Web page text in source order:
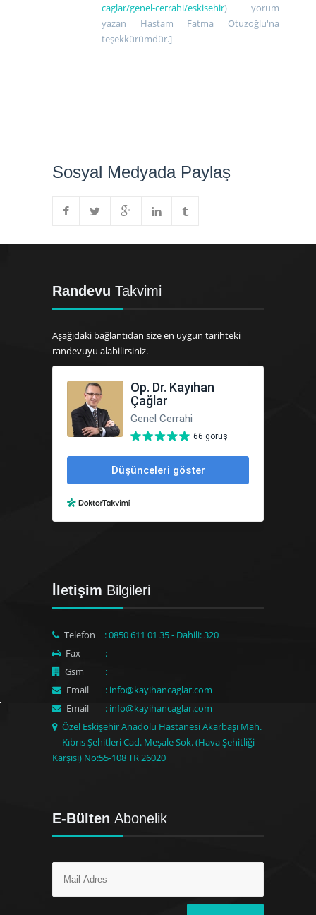
caglar/genel-cerrahi/eskisehir) yorum
yazan Hastam Fatma Otuzoğlu'na
teşekkürümdür.]
Sosyal Medyada Paylaş
Randevu Takvimi
Aşağıdaki bağlantıdan size en uygun tarihteki
randevuyu alabilirsiniz.
İletişim Bilgileri
Telefon
: 0850 611 01 35 - Dahili: 320
Fax
:
Gsm
:
Email
: info@kayihancaglar.com
Email
: info@kayihancaglar.com
Özel Eskişehir Anadolu Hastanesi Akarbaşı Mah.
Kıbrıs Şehitleri Cad. Meşale Sok. (Hava Şehitliği
Karşısı) No:55-108 TR 26020
E-Bülten Abonelik